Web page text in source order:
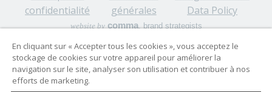
confidentialité
générales
Data Policy
website by comma, brand strategists
En cliquant sur « Accepter tous les cookies », vous acceptez le
stockage de cookies sur votre appareil pour améliorer la
navigation sur le site, analyser son utilisation et contribuer à nos
efforts de marketing.